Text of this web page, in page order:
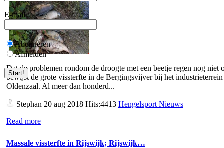
Dat de problemen rondom de droogte met een beetje regen nog niet
bewijst de grote vissterfte in de Bergingsvijver bij het
Oldenzaal. Al meer dan honderd...
Stephan 20 aug 2018 Hits:4413 Hengelsport Nieuws
Read more
Massale vissterfte in Rijswijk; Rijswijk…
E-mail
Abonneren
Afmelden